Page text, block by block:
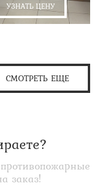
УЗНАТЬ ЦЕНУ
СМОТРЕТЬ ЕЩЕ
заказ!